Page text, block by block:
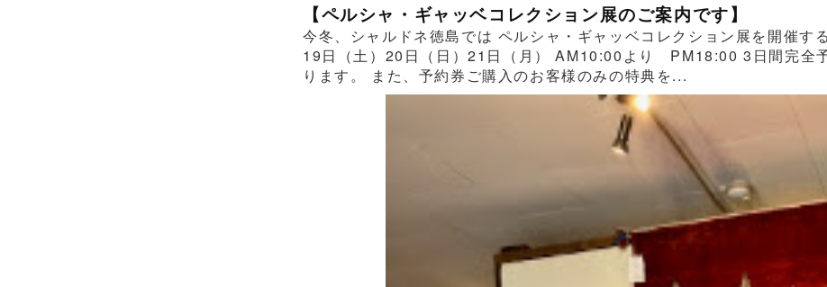
【ペルシャ・ギャッベコレクション展のご案内です】
今冬、シャルドネ徳島では ペルシャ・ギャッベコレクション展を開催
19日（土）20日（日）21日（月） AM10:00より PM18:00 3日間完全
ります。 また、予約券ご購入のお客様のみの特典を...